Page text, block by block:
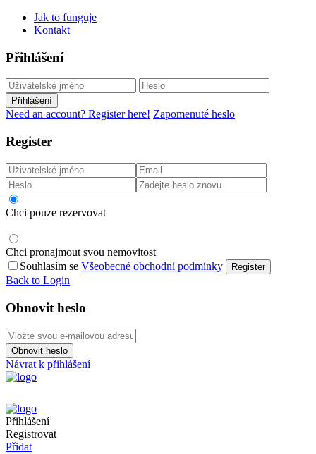
Jak to funguje
Kontakt
Přihlášení
Přihlášení
Need an account? Register here! Zapomenuté heslo
Register
Chci pouze rezervovat
Chci pronajmout svou nemovitost
Souhlasím se Všeobecné obchodní podmínky Register
Back to Login
Obnovit heslo
Obnovit heslo
Návrat k přihlášení
Přihlášení
Registrovat
Přidat